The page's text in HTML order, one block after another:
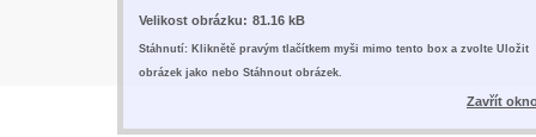
Velikost obrázku: 81.16 kB
Stáhnutí: Kliknětě pravým tlačítkem myši mimo tento box a zvolte Uložit
obrázek jako nebo Stáhnout obrázek.
Zavřít